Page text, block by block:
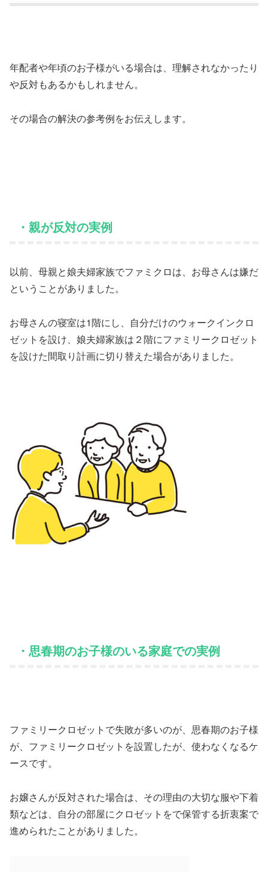
年配者や年頃のお子様がいる場合は、理解されなかったり
や反対もあるかもしれません。
その場合の解決の参考例をお伝えします。
・親が反対の実例
以前、母親と娘夫婦家族でファミクロは、お母さんは嫌だ
ということがありました。
お母さんの寝室は1階にし、自分だけのウォークインクロ
ゼットを設け、娘夫婦家族は２階にファミリークロゼット
を設けた間取り計画に切り替えた場合がありました。
・思春期のお子様のいる家庭での実例
ファミリークロゼットで失敗が多いのが、思春期のお子様
が、ファミリークロゼットを設置したが、使わなくなるケ
ースです。
お嬢さんが反対された場合は、その理由の大切な服や下着
類などは、自分の部屋にクロゼットをで保管する折衷案で
進められたことがありました。